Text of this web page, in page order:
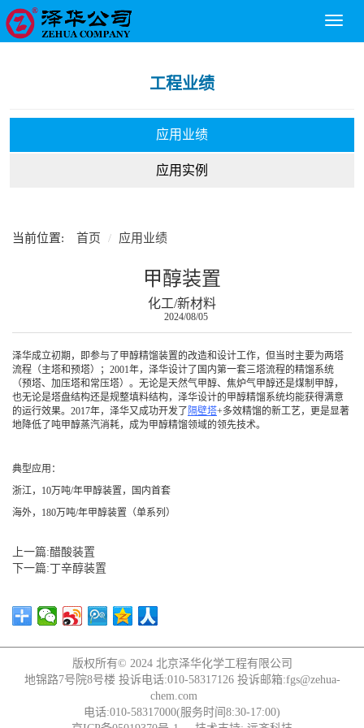
Toggle
工程业绩
应用业绩
应用实例
当前位置: 首页 应用业绩
甲醇装置
化工/新材料
2024/08/05
泽华成立初期，即参与了甲醇精馏装置的改造和设计工作，但当时主要为两塔
流程（主塔和预塔）；2001年，泽华设计了国内第一套三塔流程的精馏系统
（预塔、加压塔和常压塔）。无论是天然气甲醇、焦炉气甲醇还是煤制甲醇，
也无论是塔盘结构还是规整填料结构，泽华设计的甲醇精馏系统均能获得满意
的运行效果。2017年，泽华又成功开发了 隔壁塔+多效精馏的新工艺，更是显著
地降低了吨甲醇蒸汽消耗，成为甲醇精馏领域的领先技术。
典型应用：
浙江，10万吨/年甲醇装置，国内首套
海外，180万吨/年甲醇装置（单系列）
上一篇:醋酸装置
下一篇:丁辛醇装置
版权所有© 2024 北京泽华化学工程有限公司
地锦路7号院8号楼 投诉电话:010-58317126 投诉邮箱:fgs@zehua-
chem.com
电话:010-58317000(服务时间8:30-17:00)